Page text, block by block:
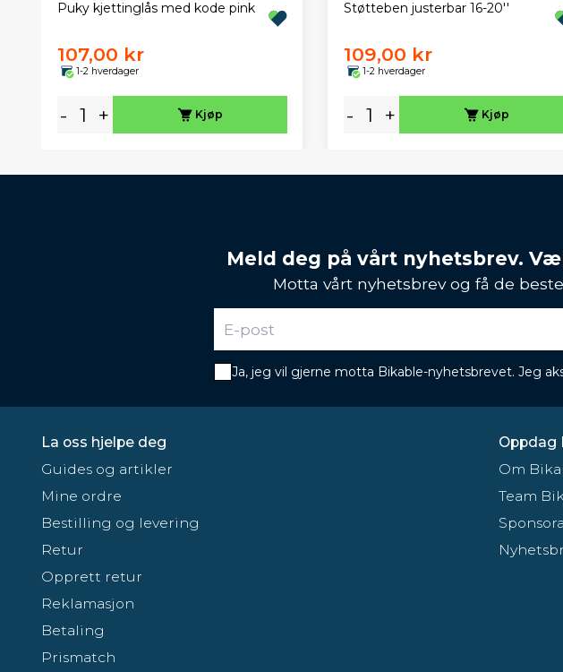
Puky kjettinglås med kode pink
107,00 kr
1-2 hverdager
- + Kjøp
Støtteben justerbar 16-20''
109,00 kr
1-2 hverdager
- + Kjøp
Meld deg på vårt nyhetsbrev.
Motta vårt nyhetsbrev og få de
Ja, jeg vil gjerne motta Bikable-nyhetsbrevet. Jeg
La oss hjelpe deg
Guides og artikler
Mine ordre
Bestilling og levering
Retur
Opprett retur
Reklamasjon
Betaling
Prismatch
Oppdag
Om
Team